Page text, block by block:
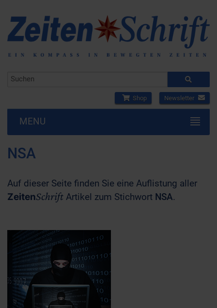
Shop Newsletter
MENU
NSA
Auf dieser Seite finden Sie eine Auflistung aller
ZeitenSchrift Artikel zum Stichwort NSA.